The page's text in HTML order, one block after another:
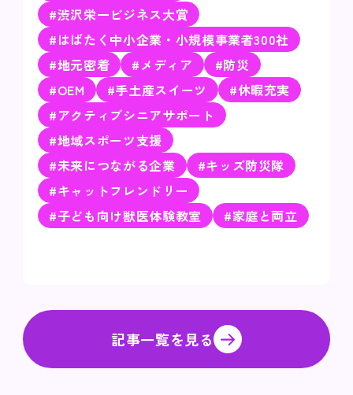
#渋沢栄一ビジネス大賞
#はばたく中小企業・小規模事業者300社
#地元密着
#メディア
#防災
#OEM
#手土産スイーツ
#休暇充実
#アクティブシニアサポート
#地域スポーツ支援
#未来につながる企業
#キッズ防災隊
#キャットフレンドリー
#子ども向け獣医体験教室
#家庭と両立
記事一覧を見る